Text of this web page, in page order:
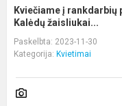
Kviečiame į
Kalėdų žaisliukai...
Paskelbta: 2023-11-30
Kategorija: Kvietimai